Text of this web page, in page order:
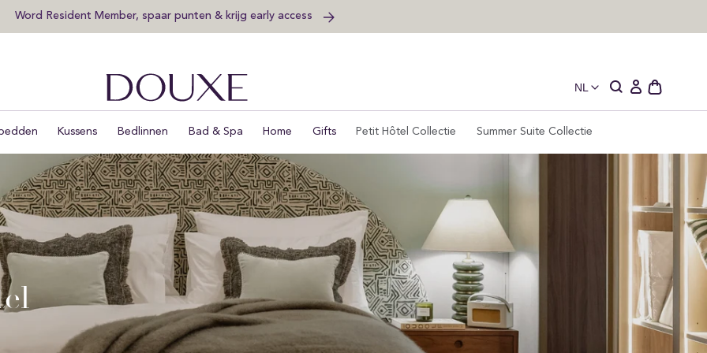
Word Resident Member, spaar punten & krijg early access
Kussens Bedlinnen Bad & Spa Home Gifts Petit Hôtel Collectie Summer Suite Collectie
NL